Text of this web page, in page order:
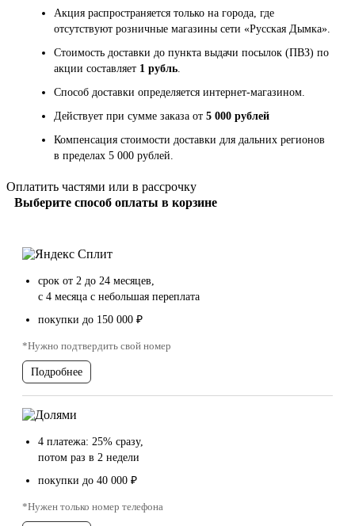
Акция распространяется только на города, где
отсутствуют розничные магазины сети «Русская Дымка».
Стоимость доставки до пункта выдачи посылок (ПВЗ) по
акции составляет 1 рубль.
Способ доставки определяется интернет-магазином.
Действует при сумме заказа от 5 000 рублей
Компенсация стоимости доставки для дальних регионов
в пределах 5 000 рублей.
Оплатить частями или в рассрочку
Выберите способ оплаты в корзине
срок от 2 до 24 месяцев,
с 4 месяца с небольшая переплата
покупки до 150 000 ₽
*Нужно подтвердить свой номер
Подробнее
4 платежа: 25% сразу,
потом раз в 2 недели
покупки до 40 000 ₽
*Нужен только номер телефона